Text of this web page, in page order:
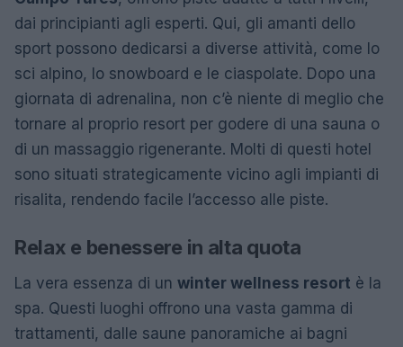
dai principianti agli esperti. Qui, gli amanti dello
sport possono dedicarsi a diverse attività, come lo
sci alpino, lo snowboard e le ciaspolate. Dopo una
giornata di adrenalina, non c’è niente di meglio che
tornare al proprio resort per godere di una sauna o
di un massaggio rigenerante. Molti di questi hotel
sono situati strategicamente vicino agli impianti di
risalita, rendendo facile l’accesso alle piste.
Relax e benessere in alta quota
La vera essenza di un winter wellness resort è la
spa. Questi luoghi offrono una vasta gamma di
trattamenti, dalle saune panoramiche ai bagni